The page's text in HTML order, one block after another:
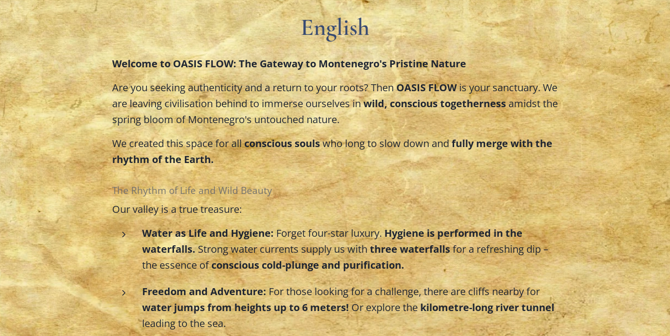
English
Welcome to OASIS FLOW: The Gateway to Montenegro's Pristine Nature
Are you seeking authenticity and a return to your roots? ThenOASIS FLOWis your sanctuary. We
are leaving civilisation behind to immerse ourselves inwild, conscious togethernessamidst the
spring bloom of Montenegro's untouched nature.
We created this space for allconscious soulswho long to slow down andfully merge with the
rhythm of the Earth.
The Rhythm of Life and Wild Beauty
Our valley is a true treasure:
Water as Life and Hygiene:Forget four-star luxury.Hygiene is performed in the
waterfalls.Strong water currents supply us withthree waterfallsfor a refreshing dip –
the essence ofconscious cold-plunge and purification.
Freedom and Adventure:For those looking for a challenge, there are cliffs nearby for
water jumps from heights up to 6 meters!Or explore thekilometre-long river tunnel
leading to the sea.